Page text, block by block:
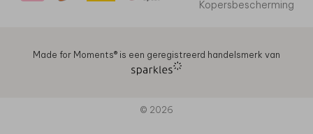
Kopersbescherming
Made for Moments®️ is een geregistreerd handelsmerk van
© 2026